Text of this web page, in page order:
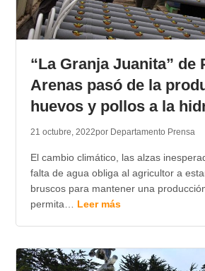
“La Granja Juanita” de
Arenas pasó de la
huevos y pollos a la
21 octubre, 2022por Departamento Prensa
El cambio climático, las alzas
falta de agua obliga al agricultor a
bruscos para mantener una
permita… Leer más